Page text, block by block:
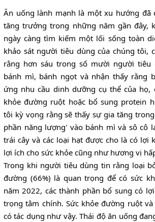
Ăn uống lành mạnh là một xu hướng đã
tăng trưởng trong những năm gần đây,
ngày càng tìm kiếm một lối sống toàn
khảo sát người tiêu dùng của chúng tôi,
rằng hơn sáu trong số mười người tiêu
bánh mì, bánh ngọt và nhận thấy rằng
ứng nhu cầu dinh dưỡng cụ thể của họ,
khỏe đường ruột hoặc bổ sung protein
tôi kỳ vọng rằng sẽ thấy sự gia tăng
phần năng lượng' vào bánh mì và sô cô
trái cây và các loại hạt được cho là có lợi
lợi ích cho sức khỏe cũng như hương vị
Trong khi người tiêu dùng tin rằng loại
đường (66%) là quan trọng để có sức
năm 2022, các thành phần bổ sung có
trọng tâm chính. Sức khỏe đường ruột
có tác dụng như vậy. Thái độ ăn uống